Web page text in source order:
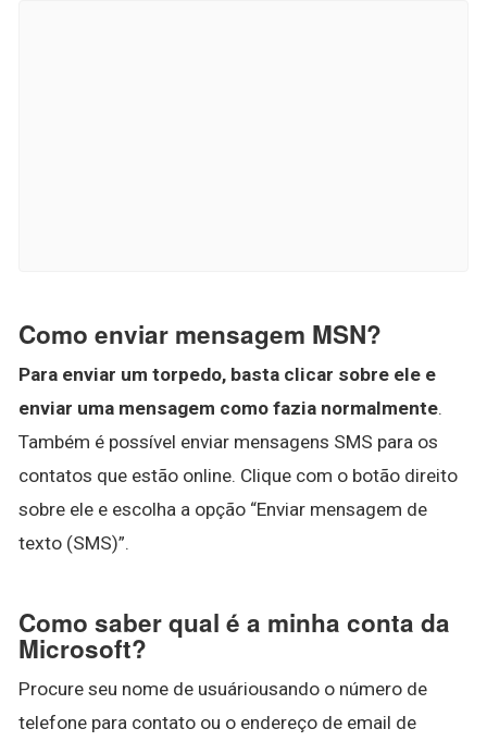
Como enviar mensagem MSN?
Para enviar um torpedo, basta clicar sobre ele e
enviar uma mensagem como fazia normalmente.
Também é possível enviar mensagens SMS para os
contatos que estão online. Clique com o botão direito
sobre ele e escolha a opção “Enviar mensagem de
texto (SMS)”.
Como saber qual é a minha conta da
Microsoft?
Procure seu nome de usuáriousando o número de
telefone para contato ou o endereço de email de